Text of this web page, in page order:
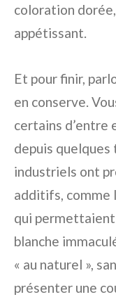
coloration
appétissant.
Et pour finir,
en conserve.
certains d’entre
depuis quelques
industriels ont
additifs, comme
qui
blanche
« au naturel »,
présenter une